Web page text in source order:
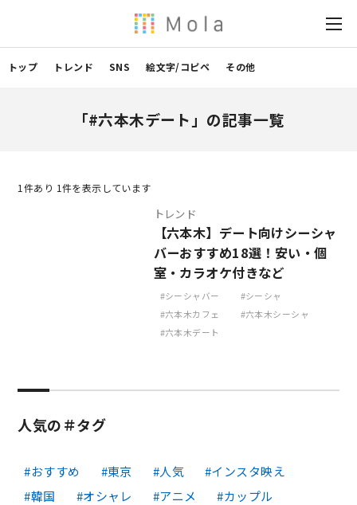
トップ トレンド SNS 絵文字/コピペ その他
「#六本木デート」の記事一覧
1 件あり 1件を表示しています
トレンド
【六本木】デート向けシーシャ
バーおすすめ18選！安い・個
室・カラオケ付きなど
シーシャバー
シーシャ
六本木カフェ
六本木シーシャ
六本木デート
人気の＃タグ
おすすめ 東京 人気
インスタ映え
韓国
オシャレ アニメ
カップル